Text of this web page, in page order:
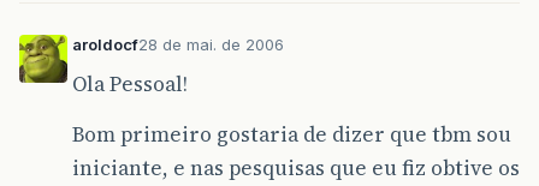
aroldocf28 de mai. de 2006
Ola Pessoal!
Bom primeiro gostaria de dizer que tbm sou
iniciante, e nas pesquisas que eu fiz obtive os